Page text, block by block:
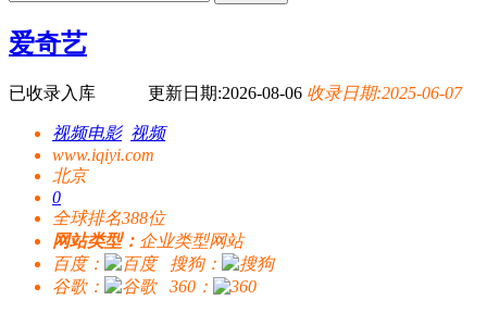
爱奇艺
已收录入库 更新日期:2026-08-06 收录日期:2025-06-07
视频电影 视频
www.iqiyi.com
北京
0
全球排名388位
网站类型： 企业类型网站
百度：
搜狗：
谷歌：
360：